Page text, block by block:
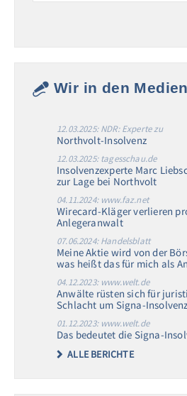
Wir in den Medien
12.03.2025: NDR: Experte zu
Northvolt-Insolvenz
12.03.2025: tagesschau.de
Insolvenzexperte Marc
zur Lage bei Northvolt
04.11.2024: www.faz.net
Wirecard-Kläger verlieren
Anlegeranwalt
07.06.2024: Handelsblatt
Meine Aktie wird von der
was heißt das für mich als
04.12.2023: www.welt.de
Anwälte rüsten sich für
Schlacht um Signa-Insolvenz
01.12.2023: www.welt.de
Das bedeutet die Signa-
ALLE BERICHTE